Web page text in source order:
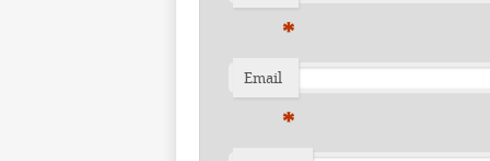
*
Email
*